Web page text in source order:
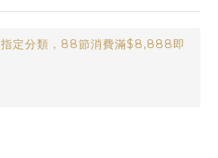
指定分類，88節消費滿$8,888即